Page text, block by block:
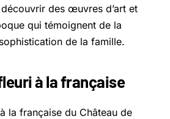
des œuvres d’art et
qui témoignent de la
de la famille.
à la française
la française du Château de